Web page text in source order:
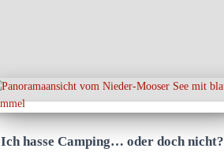
Ich hasse Camping… oder doch nicht?